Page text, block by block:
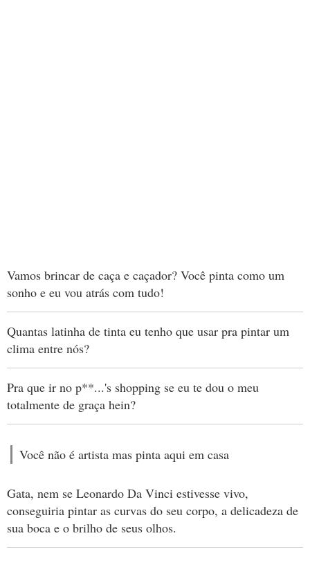
Vamos brincar de caça e caçador? Você pinta como um
sonho e eu vou atrás com tudo!
Quantas latinha de tinta eu tenho que usar pra pintar um
clima entre nós?
Pra que ir no p**...'s shopping se eu te dou o meu
totalmente de graça hein?
Você não é artista mas pinta aqui em casa
Gata, nem se Leonardo Da Vinci estivesse vivo,
conseguiria pintar as curvas do seu corpo, a delicadeza de
sua boca e o brilho de seus olhos.